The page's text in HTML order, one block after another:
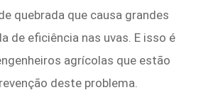
quebrada que causa grandes
de eficiência nas uvas. E isso é
agrícolas que estão
deste problema.